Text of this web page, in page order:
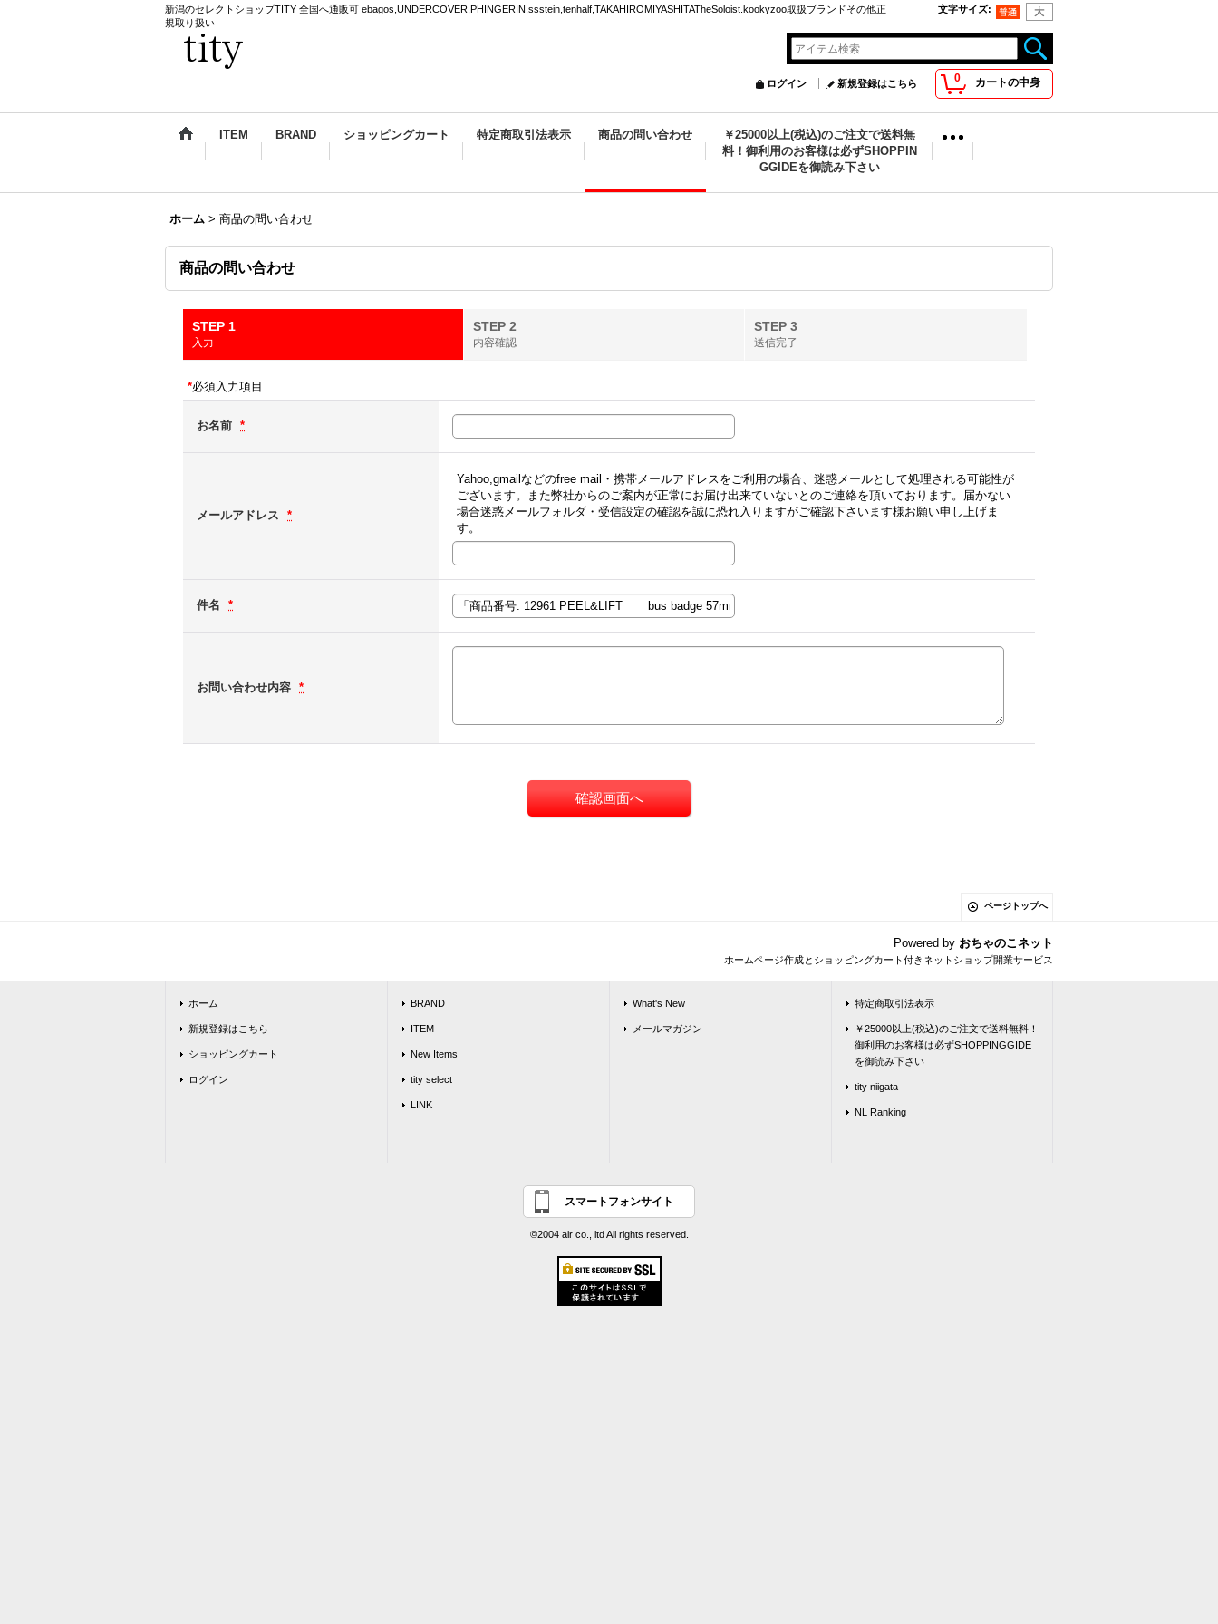
新潟のセレクトショップTITY 全国へ通販可 ebagos,UNDERCOVER,PHINGERIN,ssstein,tenhalf,TAKAHIROMIYASHITATheSoloist.kookyzoo取扱ブランドその他正
規取り扱い
文字サイズ:
0 カートの中身
ログイン 新規登録はこちら
ITEM BRAND ショッピングカート 特定商取引法表示 商品の問い合わせ
￥25000以上(税込)のご注文で送料無
料！御利用のお客様は必ずSHOPPIN
GGIDEを御読み下さい
ホーム > 商品の問い合わせ
商品の問い合わせ
STEP 1
入力
STEP 2
内容確認
STEP 3
送信完了
*必須入力項目
お名前 *
メールアドレス *
Yahoo,gmailなどのfree mail・携帯メールアドレスをご利用の場合、迷惑メールとして処理される可能性が
ございます。また弊社からのご案内が正常にお届け出来ていないとのご連絡を頂いております。届かない
場合迷惑メールフォルダ・受信設定の確認を誠に恐れ入りますがご確認下さいます様お願い申し上げま
す。
件名 *
お問い合わせ内容 *
ページトップへ
Powered by おちゃのこネット
ホームページ作成とショッピングカート付きネットショップ開業サービス
ホーム
新規登録はこちら
ショッピングカート
ログイン
BRAND
ITEM
New Items
tity select
LINK
What's New
メールマガジン
特定商取引法表示
￥25000以上(税込)のご注文で送料無料！
御利用のお客様は必ずSHOPPINGGIDE
を御読み下さい
tity niigata
NL Ranking
スマートフォンサイト
©2004 air co., ltd All rights reserved.